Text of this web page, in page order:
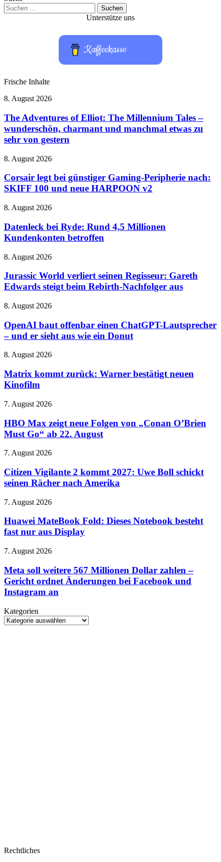
Suchen
nach:
Unterstütze uns
Kaffeekasse
Frische Inhalte
The
of
Elliot:
The
Millennium
–
charmant
und
etwas
sehr
von
gestern
8. August 2026
The Adventures of Elliot: The Millennium Tales –
wunderschön, charmant und manchmal etwas zu
sehr von gestern
Corsair
bei
günstiger
Gaming-
nach:
100
und
HARPOON
8. August 2026
Corsair legt bei günstiger Gaming-Peripherie nach:
SKIFF 100 und neue HARPOON v2
Datenleck
Ryde:
Rund
4,5
Kundenkonten
8. August 2026
Datenleck bei Ryde: Rund 4,5 Millionen
Kundenkonten betroffen
Jurassic
verliert
seinen
Regisseur:
Edwards
beim
Rebirth-
aus
8. August 2026
Jurassic World verliert seinen Regisseur: Gareth
Edwards steigt beim Rebirth-Nachfolger aus
OpenAI
offenbar
einen
ChatGPT-
–
er
sieht
wie
Donut
8. August 2026
OpenAI baut offenbar einen ChatGPT-Lautsprecher
– und er sieht aus wie ein Donut
Matrix
zurück:
Warner
bestätigt
Kinofilm
8. August 2026
Matrix kommt zurück: Warner bestätigt neuen
Kinofilm
HBO
zeigt
neue
Folgen
„Conan
Must
Go“
22.
7. August 2026
HBO Max zeigt neue Folgen von „Conan O’Brien
Must Go“ ab 22. August
Citizen
2
kommt
2027:
Boll
seinen
Rächer
Amerika
7. August 2026
Citizen Vigilante 2 kommt 2027: Uwe Boll schickt
seinen Rächer nach Amerika
Huawei
Fold:
Dieses
Notebook
fast
aus
Display
7. August 2026
Huawei MateBook Fold: Dieses Notebook besteht
fast nur aus Display
Meta
weitere
567
Millionen
Dollar
–
Gericht
7. August 2026
Meta soll weitere 567 Millionen Dollar zahlen –
Gericht ordnet Änderungen bei Facebook und
Instagram an
Kategorien
Kategorien
Rechtliches